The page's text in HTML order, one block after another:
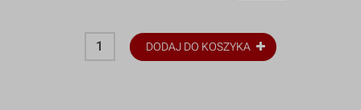
DODAJ DO KOSZYKA